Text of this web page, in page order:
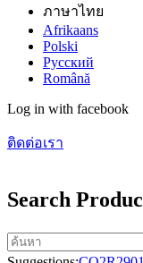
ภาษาไทย
Afrikaans
Polski
Русский
Română
Log in with facebook
ติดต่อเรา
Search